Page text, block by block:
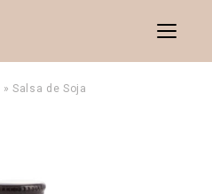
Menu
»Salsa de Soja